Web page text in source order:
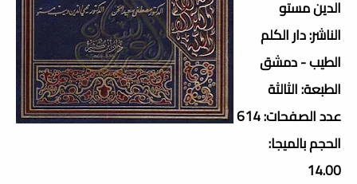
الدين مستو
الناشر: دار الكلم
الطيب - دمشق
الطبعة: الثالثة
عدد الصفحات: 614
الحجم بالميجا:
14.00